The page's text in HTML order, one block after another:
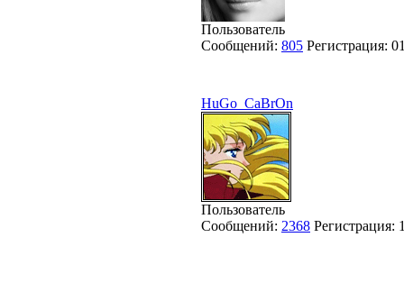
Пользователь
Сообщений: 805 Регистрация:
HuGo_CaBrOn
Пользователь
Сообщений: 2368 Регистрация: